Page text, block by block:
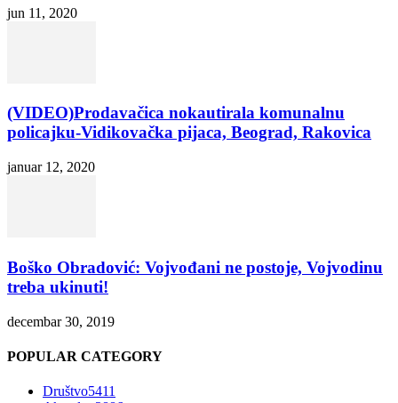
jun 11, 2020
(VIDEO)Prodavačica nokautirala komunalnu
policajku-Vidikovačka pijaca, Beograd, Rakovica
januar 12, 2020
Boško Obradović: Vojvođani ne postoje, Vojvodinu
treba ukinuti!
decembar 30, 2019
POPULAR CATEGORY
Društvo5411